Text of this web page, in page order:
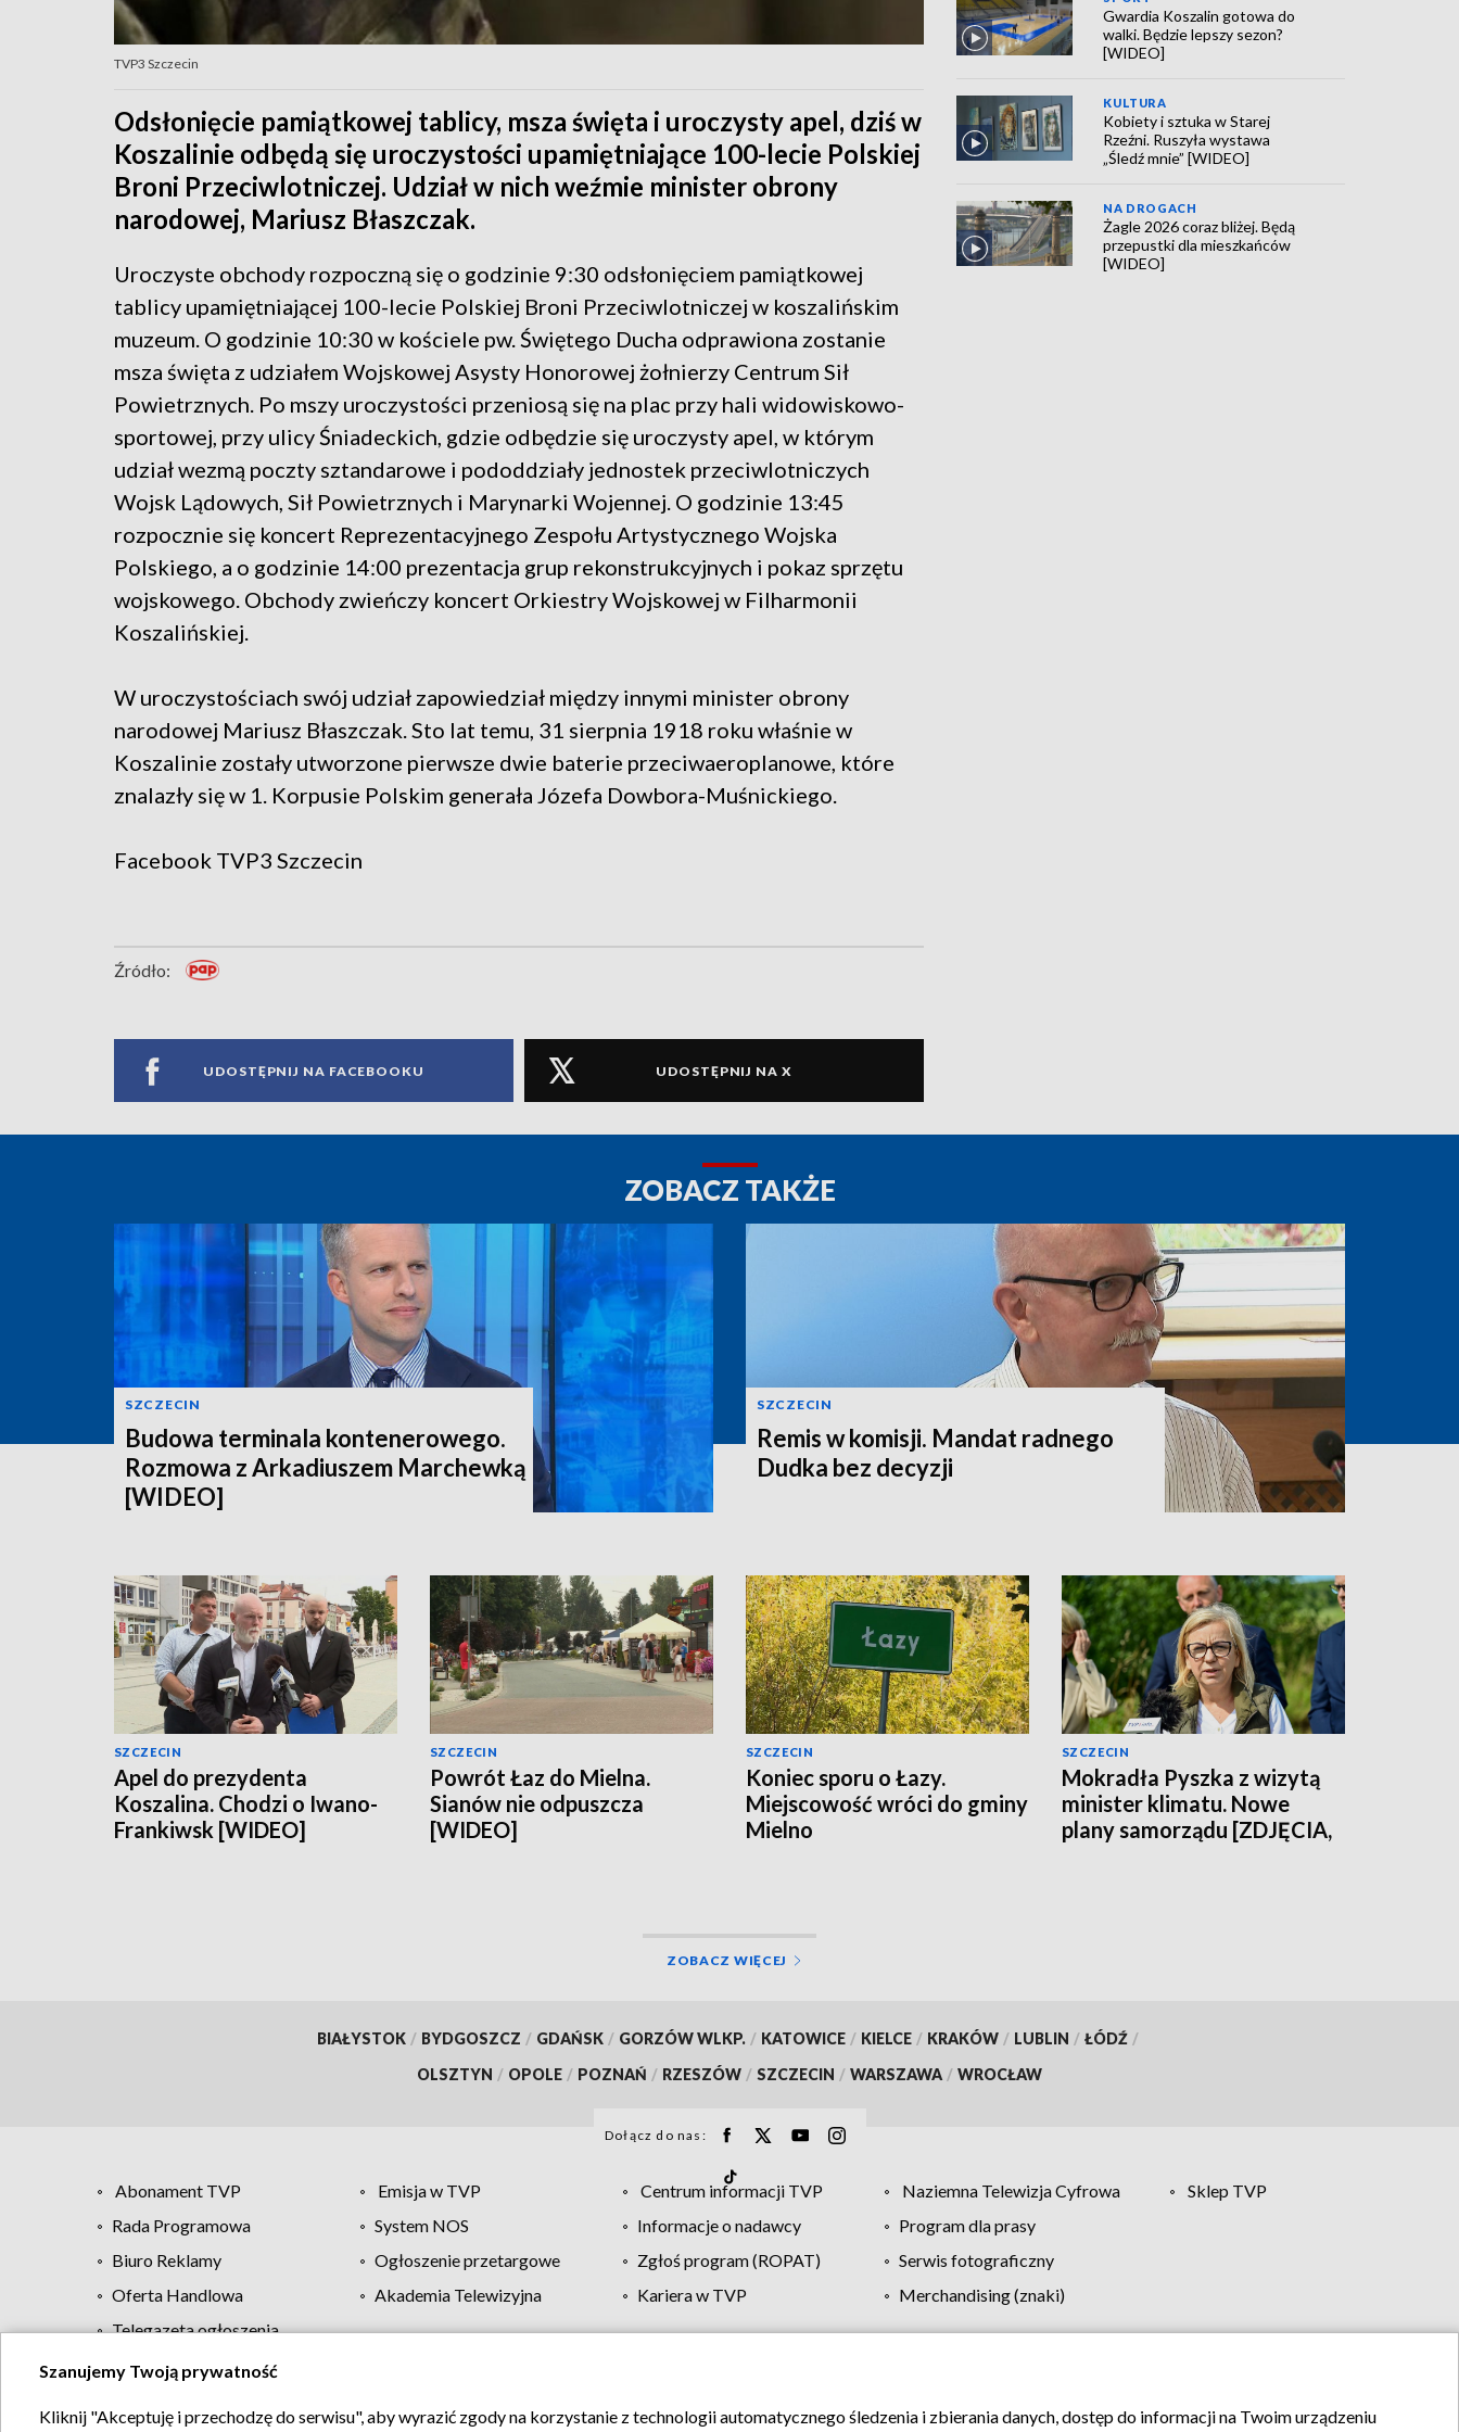
TVP3 Szczecin
Odsłonięcie pamiątkowej tablicy, msza święta i uroczysty apel, dziś w
Koszalinie odbędą się uroczystości upamiętniające 100-lecie Polskiej
Broni Przeciwlotniczej. Udział w nich weźmie minister obrony
narodowej, Mariusz Błaszczak.
Uroczyste obchody rozpoczną się o godzinie 9:30 odsłonięciem pamiątkowej
tablicy upamiętniającej 100-lecie Polskiej Broni Przeciwlotniczej w koszalińskim
muzeum. O godzinie 10:30 w kościele pw. Świętego Ducha odprawiona zostanie
msza święta z udziałem Wojskowej Asysty Honorowej żołnierzy Centrum Sił
Powietrznych. Po mszy uroczystości przeniosą się na plac przy hali widowiskowo-
sportowej, przy ulicy Śniadeckich, gdzie odbędzie się uroczysty apel, w którym
udział wezmą poczty sztandarowe i pododdziały jednostek przeciwlotniczych
Wojsk Lądowych, Sił Powietrznych i Marynarki Wojennej. O godzinie 13:45
rozpocznie się koncert Reprezentacyjnego Zespołu Artystycznego Wojska
Polskiego, a o godzinie 14:00 prezentacja grup rekonstrukcyjnych i pokaz sprzętu
wojskowego. Obchody zwieńczy koncert Orkiestry Wojskowej w Filharmonii
Koszalińskiej.
W uroczystościach swój udział zapowiedział między innymi minister obrony
narodowej Mariusz Błaszczak. Sto lat temu, 31 sierpnia 1918 roku właśnie w
Koszalinie zostały utworzone pierwsze dwie baterie przeciwaeroplanowe, które
znalazły się w 1. Korpusie Polskim generała Józefa Dowbora-Muśnickiego.
Facebook TVP3 Szczecin
Źródło:
UDOSTĘPNIJ NA FACEBOOKU UDOSTĘPNIJ NA X
Gwardia Koszalin gotowa do
walki. Będzie lepszy sezon?
[WIDEO]
KULTURA
Kobiety i sztuka w Starej
Rzeźni. Ruszyła wystawa
„Śledź mnie” [WIDEO]
NA DROGACH
Żagle 2026 coraz bliżej. Będą
przepustki dla mieszkańców
[WIDEO]
ZOBACZ TAKŻE
SZCZECIN
Budowa terminala kontenerowego.
Rozmowa z Arkadiuszem Marchewką
[WIDEO]
SZCZECIN
Remis w komisji. Mandat radnego
Dudka bez decyzji
SZCZECIN
Apel do prezydenta
Koszalina. Chodzi o Iwano-
Frankiwsk [WIDEO]
SZCZECIN
Powrót Łaz do Mielna.
Sianów nie odpuszcza
[WIDEO]
SZCZECIN
Koniec sporu o Łazy.
Miejscowość wróci do gminy
Mielno
SZCZECIN
Mokradła Pyszka z wizytą
minister klimatu. Nowe
plany samorządu [ZDJĘCIA,
ZOBACZ WIĘCEJ
BIAŁYSTOK / BYDGOSZCZ / GDAŃSK / GORZÓW WLKP. / KATOWICE / KIELCE / KRAKÓW / LUBLIN / ŁÓDŹ /
OLSZTYN / OPOLE / POZNAŃ / RZESZÓW / SZCZECIN / WARSZAWA / WROCŁAW
Dołącz do nas:
Abonament TVP Emisja w TVP Centrum informacji TVP Naziemna Telewizja Cyfrowa
Sklep TVP
Rada Programowa
System NOS Informacje o nadawcy
Program dla prasy
Biuro Reklamy
Ogłoszenie przetargowe Zgłoś program (ROPAT)
Serwis fotograficzny
Oferta Handlowa
Akademia Telewizyjna Kariera w TVP
Merchandising (znaki)
Telegazeta ogłoszenia
Regulamin TVP Polityka prywatności Moje zgody Pomoc Biuro reklamy Kontakt
Szanujemy Twoją prywatność
Kliknij "Akceptuję i przechodzę do serwisu", aby wyrazić zgody na korzystanie z technologii automatycznego śledzenia i zbierania danych, dostęp do informacji na Twoim urządzeniu